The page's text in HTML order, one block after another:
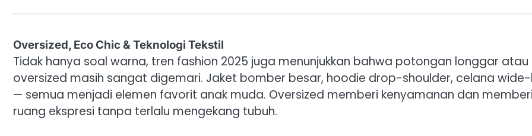
Oversized, Eco Chic & Teknologi Tekstil
Tidak hanya soal warna, tren fashion 2025 juga menunjukkan bahwa potongan longgar atau
oversized masih sangat digemari. Jaket bomber besar, hoodie drop-shoulder, celana
— semua menjadi elemen favorit anak muda. Oversized memberi kenyamanan dan memberi
ruang ekspresi tanpa terlalu mengekang tubuh.